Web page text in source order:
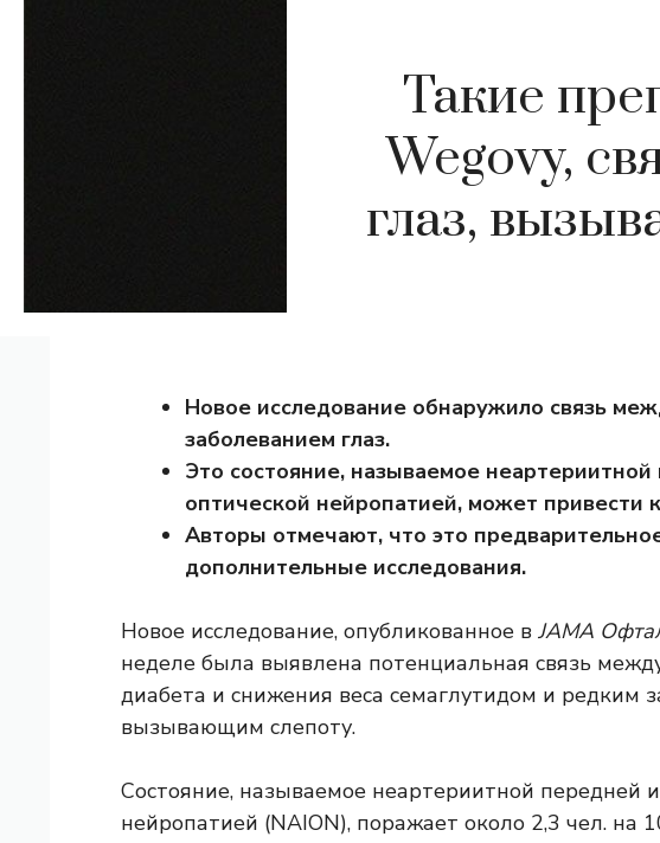
Такие
Wegovy,
глаз,
Новое исследование обнаружило связь
заболеванием глаз.
Это состояние, называемое
оптической нейропатией, может привести
Авторы отмечают, что это
дополнительные исследования.
Новое исследование, опубликованное в JAMA
неделе была выявлена ​​потенциальная связь
диабета и снижения веса семаглутидом и редким
вызывающим слепоту.
Состояние, называемое неартериитной передней
нейропатией (NAION), поражает около 2,3 чел. на